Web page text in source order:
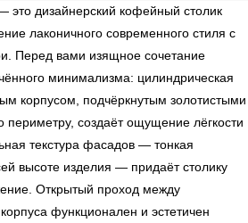
это дизайнерский кофейный столик
лаконичного современного стиля с
Перед вами изящное сочетание
минимализма: цилиндрическая
корпусом, подчёркнутым золотистыми
периметру, создаёт ощущение лёгкости
текстура фасадов — тонкая
высоте изделия — придаёт столику
Открытый проход между
функционален и эстетичен